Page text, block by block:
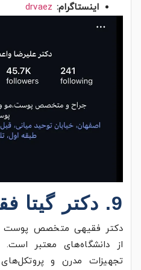
اینستاگرام: drvaez
9. دکتر گیتا فقیهی
دکتر فقیهی متخصص پوست
از دانشگاه‌های معتبر است.
تجهیزات مدرن و پروتکل‌های